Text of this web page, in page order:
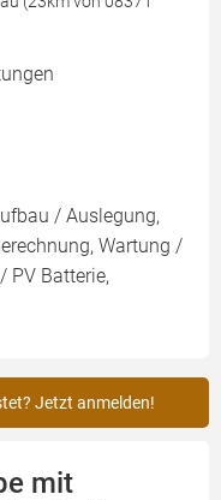
/ Auslegung,
Wartung /
PV Batterie,
Jetzt anmelden!
mit